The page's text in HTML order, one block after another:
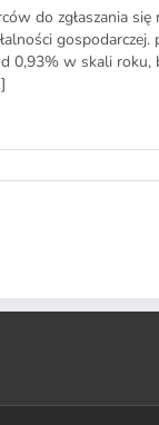
do zgłaszania
0,93% w skali